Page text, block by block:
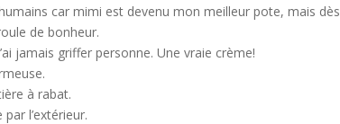
car mimi est devenu mon meilleur pote, mais dès
de bonheur.
jamais griffer personne. Une vraie crème!
à rabat.
l’extérieur.